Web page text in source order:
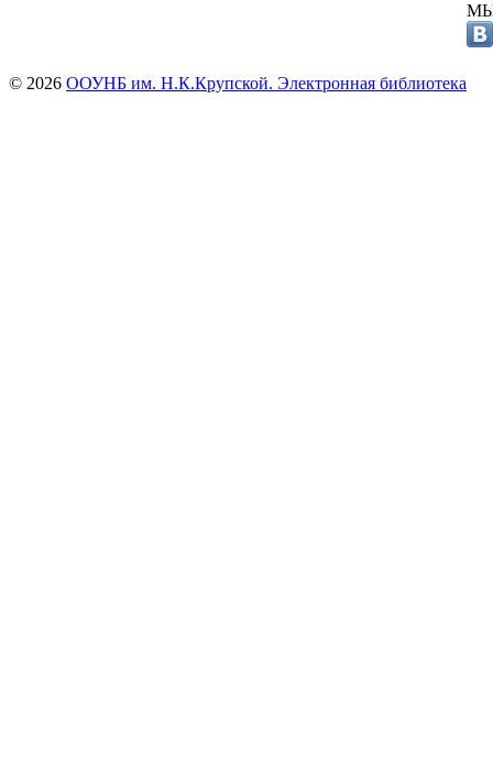
© 2026 ООУНБ им. Н.К.Крупской. Электронная библиотека